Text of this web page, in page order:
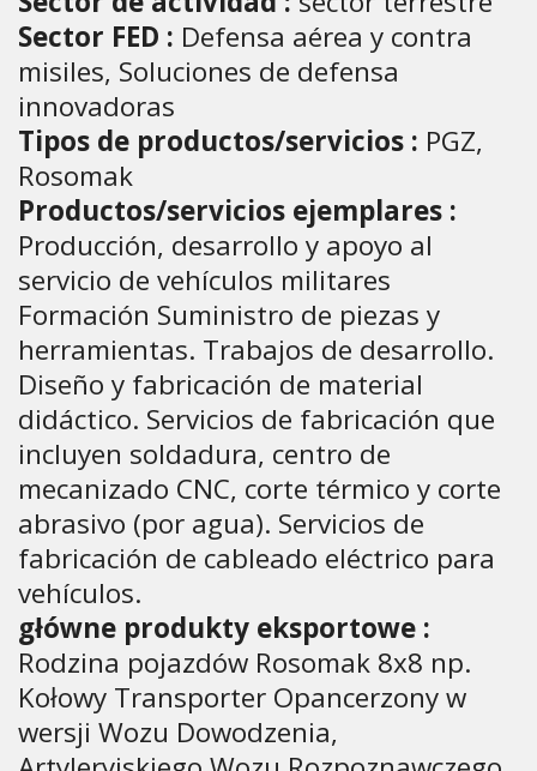
Sector FED : Defensa aérea y contra
misiles, Soluciones de defensa
innovadoras
Tipos de productos/servicios : PGZ,
Rosomak
Productos/servicios ejemplares :
Producción, desarrollo y apoyo al
servicio de vehículos militares
Formación Suministro de piezas y
herramientas. Trabajos de desarrollo.
Diseño y fabricación de material
didáctico. Servicios de fabricación que
incluyen soldadura, centro de
mecanizado CNC, corte térmico y corte
abrasivo (por agua). Servicios de
fabricación de cableado eléctrico para
vehículos.
główne produkty eksportowe :
Rodzina pojazdów Rosomak 8x8 np.
Kołowy Transporter Opancerzony w
wersji Wozu Dowodzenia,